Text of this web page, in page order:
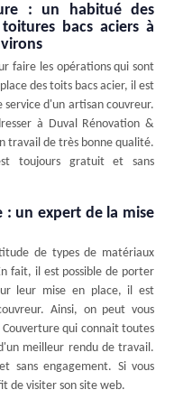
: un habitué des
bacs aciers à
faire les opérations qui sont
des toits bacs acier, il est
d'un artisan couvreur.
à Duval Rénovation &
travail de très bonne qualité.
toujours gratuit et sans
: un expert de la mise
de types de matériaux
fait, il est possible de porter
leur mise en place, il est
Ainsi, on peut vous
qui connait toutes
meilleur rendu de travail.
sans engagement. Si vous
de visiter son site web.